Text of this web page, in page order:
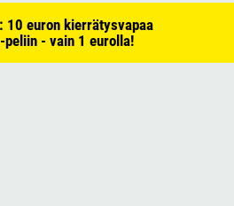
10 euron kierrätysvapaa
- vain 1 eurolla!